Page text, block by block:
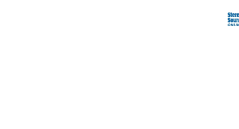
ョ